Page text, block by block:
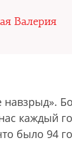
Валерия
каждый
было 94